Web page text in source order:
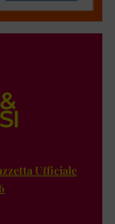
Ufficiale